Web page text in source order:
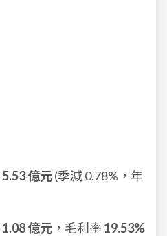
5.53 億元(季減 0.78%，年
1.08 億元 ，毛利率 19.53%